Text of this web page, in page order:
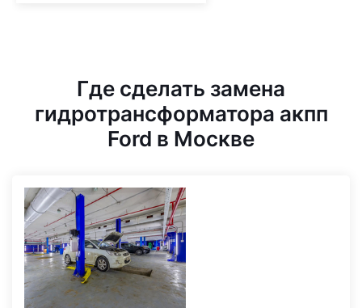
Где сделать замена
гидротрансформатора акпп
Ford в Москве